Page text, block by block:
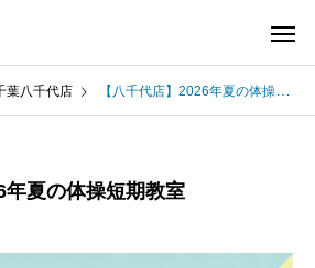
葉八千代店 【八千代店】2026年夏の体操短期教室
年夏の体操短期教室